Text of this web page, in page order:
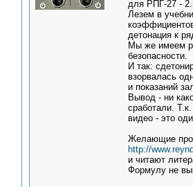
для РПГ-27 -
Лезем в
детонация к
Мы же имеем
безопасности.
И так:
взорвалась
и показаний
Вывод - ни
сработали.
видео - это
Желающие
http://
и читают
Формулу не